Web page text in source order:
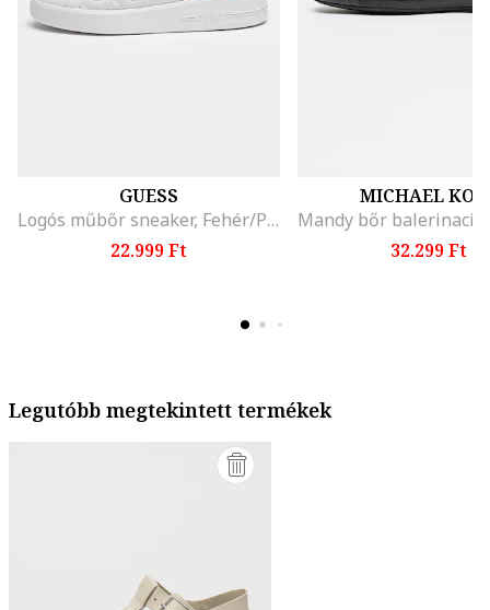
GUESS
Logós műbőr sneaker, Fehér/Púderrózsaszín
22.999 Ft
MICHAEL
32.299 Ft
Legutóbb megtekintett termékek